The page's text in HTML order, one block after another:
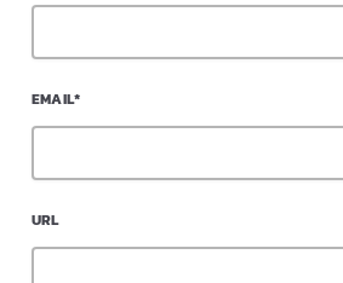
EMAIL*
URL